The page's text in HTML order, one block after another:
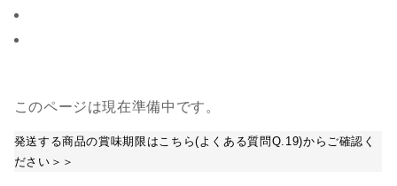
このページは現在準備中です。
発送する商品の賞味期限はこちら(よくある質問Q.19)からご確認く
ださい＞＞